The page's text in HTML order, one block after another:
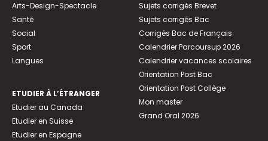
Arts-Design-Spectacle
Santé
Social
Sport
Langues
ETUDIER À L’ÉTRANGER
Etudier au Canada
Etudier en Suisse
Etudier en Espagne
Sujets corrigés Brevet
Sujets corrigés Bac
Corrigés Bac de Français
Calendrier Parcoursup 2026
Calendrier vacances scolaires
Orientation Post Bac
Orientation Post Collège
Mon master
Grand Oral 2026